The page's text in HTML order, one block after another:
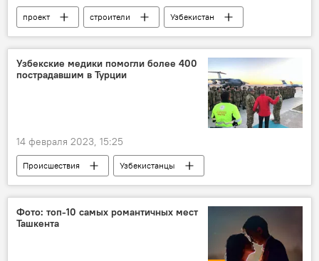
проект строители
Узбекистан
Россия
Узбекские медики помогли более 400
пострадавшим в Турции
14 февраля 2023, 15:25
Происшествия
Узбекистанцы
медики
помощь Турция
Фото: топ-10 самых романтичных мест
Ташкента